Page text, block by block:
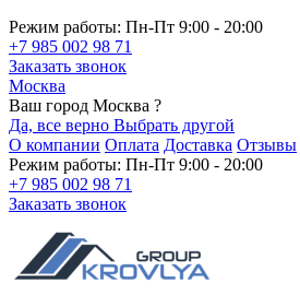
Режим работы: Пн-Пт 9:00 - 20:00
+7 985 002 98 71
Заказать звонок
Москва
Ваш город Москва ?
Да, все верно Выбрать другой
О компании Оплата Доставка Отзывы
Режим работы: Пн-Пт 9:00 - 20:00
+7 985 002 98 71
Заказать звонок